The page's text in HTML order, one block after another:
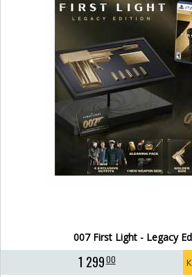
007 First Light - Legacy
1 29900